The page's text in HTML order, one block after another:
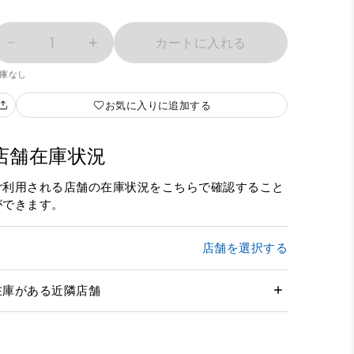
1 カートに入れる
なし
お気に入りに追加する
舗在庫状況
利用される店舗の在庫状況をこちらで確認すること
きます。
店舗を選択する
庫がある近隣店舗